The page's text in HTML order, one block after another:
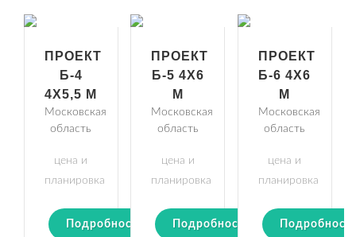
ПРОЕКТ
Б-4
4Х5,5 М
Московская
область
цена и
планировка
Подробности
ПРОЕКТ
Б-5 4Х6
М
Московская
область
цена и
планировка
Подробности
ПРОЕКТ
Б-6 4Х6
М
Московская
область
цена и
планировка